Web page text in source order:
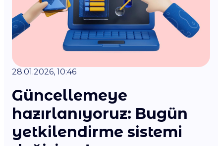
28.01.2026, 10:46
Güncellemeye
hazırlanıyoruz: Bugün
yetkilendirme sistemi